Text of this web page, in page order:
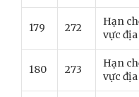
179 272
Hạn
vực
180 273
Hạn
vực